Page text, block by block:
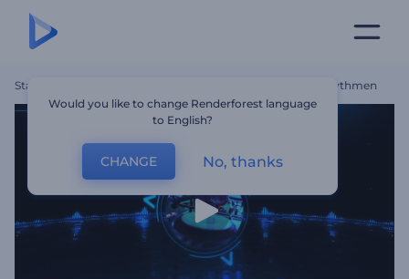
Startseite Visualisierer Der Fluoreszierenden Rhythmen
Would you like to change Renderforest language
to English?
CHANGE No, thanks